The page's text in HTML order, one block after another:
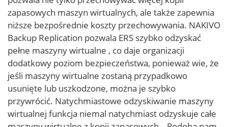
zapasowych maszyn wirtualnych, ale także zapewnia
niższe bezpośrednie koszty przechowywania. NAKIVO
Backup Replication pozwala ERS szybko odzyskać
pełne maszyny wirtualne , co daje organizacji
dodatkowy poziom bezpieczeństwa, ponieważ wie, że
jeśli maszyny wirtualne zostaną przypadkowo
usunięte lub uszkodzone, można je szybko
przywrócić. Natychmiastowe odzyskiwanie maszyny
wirtualnej funkcja niemal natychmiast odzyskuje całe